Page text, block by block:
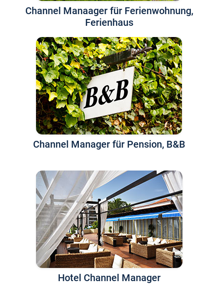
Channel Manaager für Ferienwohnung,
Ferienhaus
Channel Manager für Pension, B&B
Hotel Channel Manager